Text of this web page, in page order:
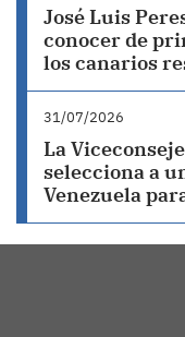
José Luis
conocer de
los canarios
31/07/2026
La
selecciona a
Venezuela